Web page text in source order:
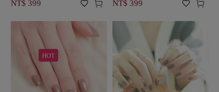
NT$ 399   NT$ 399  
HOT